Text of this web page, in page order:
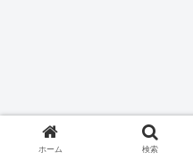
ホーム 検索